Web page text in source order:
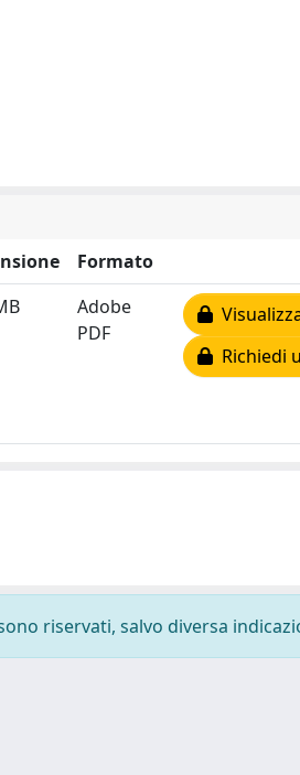
Formato
Adobe
PDF
Richiedi
riservati, salvo diversa